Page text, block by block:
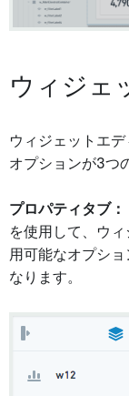
ウィジェ
ウィジェットエ
オプションが3つ
プロパティタブ：
を使用して、ウ
用可能なオプシ
なります。